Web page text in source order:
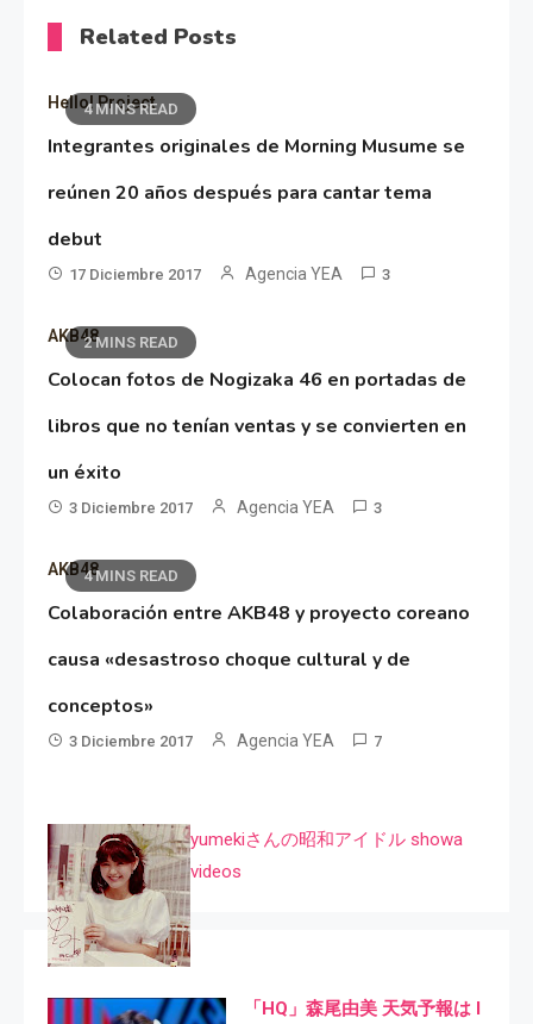
Related Posts
4 MINS READ
Hello! Project
Integrantes originales de Morning Musume se
reúnen 20 años después para cantar tema
debut
17 Diciembre 2017 Agencia YEA 3
2 MINS READ
AKB48
Colocan fotos de Nogizaka 46 en portadas de
libros que no tenían ventas y se convierten en
un éxito
3 Diciembre 2017 Agencia YEA 3
4 MINS READ
AKB48
Colaboración entre AKB48 y proyecto coreano
causa «desastroso choque cultural y de
conceptos»
3 Diciembre 2017 Agencia YEA 7
yumekiさんの昭和アイドル showa
videos
「HQ」森尾由美 天気予報は I